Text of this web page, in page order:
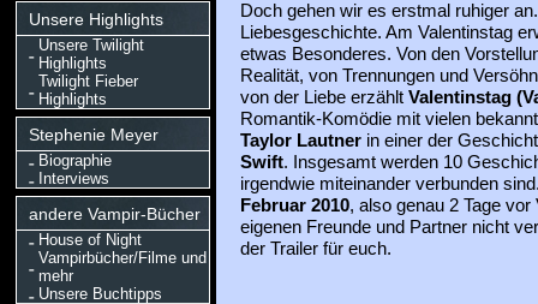
Unsere Highlights
Unsere Twilight
Highlights
Twilight Fieber
Highlights
Stephenie Meyer
Biographie
Interviews
andere Vampir-Bücher
House of Night
Vampirbücher/Filme und
mehr
Unsere Buchtipps
Doch gehen wir es erstmal ruhiger
Liebesgeschichte. Am Valentinstag
etwas Besonderes. Von den
Realität, von Trennungen und
von der Liebe erzählt Valentinstag
Romantik-Komödie mit vielen
Taylor Lautnerin einer der
Swift. Insgesamt werden 10
irgendwie miteinander verbunden
Februar 2010, also genau 2 Tage vor
eigenen Freunde und Partner nicht
der Trailer für euch.